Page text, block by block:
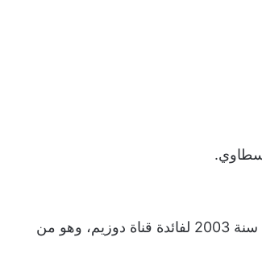
يُعد فيلم «علال القلدة» من الأعمال السينمائية المغربية التي أُنتجت سنة 2003 لفائدة قناة دوزيم، وهو من